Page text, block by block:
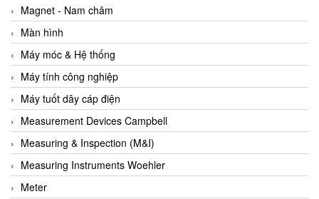
Baelz Automatic Vietnam
Bahr Modultechnik Vietnam
Balluff
BamBo Vietnam
Barel Vietnam
Barksdale
Bartec
Basco
Baumer
Magnet - Nam châm
Màn hình
Máy móc & Hệ thống
Máy tính công nghiệp
Máy tuốt dây cáp điện
Measurement Devices Campbell
Measuring & Inspection (M&I)
Measuring Instruments Woehler
Meter